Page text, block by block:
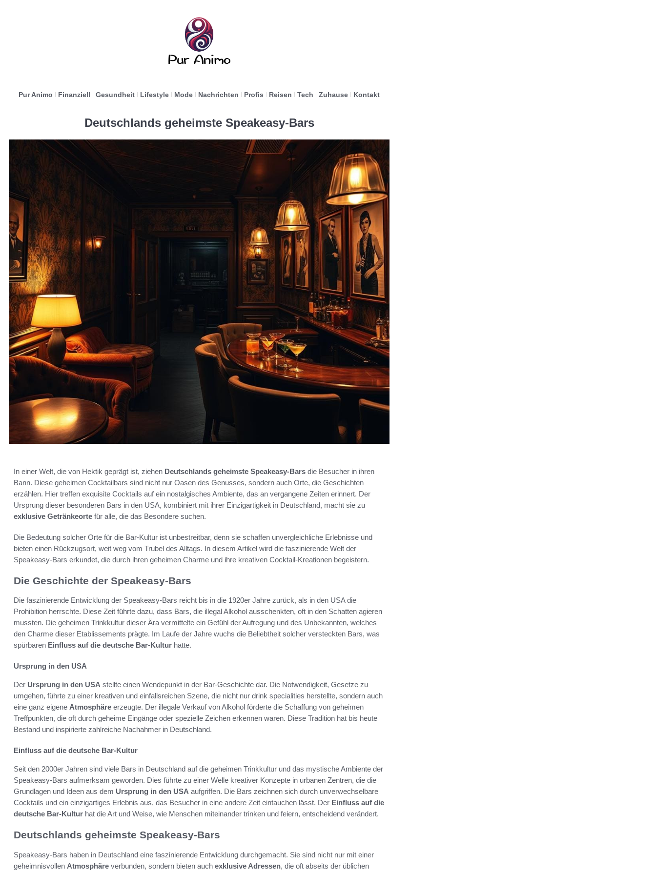
Pur Animo Finanziell Gesundheit Lifestyle Mode Nachrichten Profis Reisen Tech Zuhause Kontakt
Deutschlands geheimste Speakeasy-Bars
In einer Welt, die von Hektik geprägt ist, ziehen Deutschlands geheimste Speakeasy-Bars die Besucher in ihren
Bann. Diese geheimen Cocktailbars sind nicht nur Oasen des Genusses, sondern auch Orte, die Geschichten
erzählen. Hier treffen exquisite Cocktails auf ein nostalgisches Ambiente, das an vergangene Zeiten erinnert. Der
Ursprung dieser besonderen Bars in den USA, kombiniert mit ihrer Einzigartigkeit in Deutschland, macht sie zu
exklusive Getränkeorte für alle, die das Besondere suchen.
Die Bedeutung solcher Orte für die Bar-Kultur ist unbestreitbar, denn sie schaffen unvergleichliche Erlebnisse und
bieten einen Rückzugsort, weit weg vom Trubel des Alltags. In diesem Artikel wird die faszinierende Welt der
Speakeasy-Bars erkundet, die durch ihren geheimen Charme und ihre kreativen Cocktail-Kreationen begeistern.
Die Geschichte der Speakeasy-Bars
Die faszinierende Entwicklung der Speakeasy-Bars reicht bis in die 1920er Jahre zurück, als in den USA die
Prohibition herrschte. Diese Zeit führte dazu, dass Bars, die illegal Alkohol ausschenkten, oft in den Schatten agieren
mussten. Die geheimen Trinkkultur dieser Ära vermittelte ein Gefühl der Aufregung und des Unbekannten, welches
den Charme dieser Etablissements prägte. Im Laufe der Jahre wuchs die Beliebtheit solcher versteckten Bars, was
spürbaren Einfluss auf die deutsche Bar-Kultur hatte.
Ursprung in den USA
Der Ursprung in den USA stellte einen Wendepunkt in der Bar-Geschichte dar. Die Notwendigkeit, Gesetze zu
umgehen, führte zu einer kreativen und einfallsreichen Szene, die nicht nur drink specialities herstellte, sondern auch
eine ganz eigene Atmosphäre erzeugte. Der illegale Verkauf von Alkohol förderte die Schaffung von geheimen
Treffpunkten, die oft durch geheime Eingänge oder spezielle Zeichen erkennen waren. Diese Tradition hat bis heute
Bestand und inspirierte zahlreiche Nachahmer in Deutschland.
Einfluss auf die deutsche Bar-Kultur
Seit den 2000er Jahren sind viele Bars in Deutschland auf die geheimen Trinkkultur und das mystische Ambiente der
Speakeasy-Bars aufmerksam geworden. Dies führte zu einer Welle kreativer Konzepte in urbanen Zentren, die die
Grundlagen und Ideen aus dem Ursprung in den USA aufgriffen. Die Bars zeichnen sich durch unverwechselbare
Cocktails und ein einzigartiges Erlebnis aus, das Besucher in eine andere Zeit eintauchen lässt. Der Einfluss auf die
deutsche Bar-Kultur hat die Art und Weise, wie Menschen miteinander trinken und feiern, entscheidend verändert.
Deutschlands geheimste Speakeasy-Bars
Speakeasy-Bars haben in Deutschland eine faszinierende Entwicklung durchgemacht. Sie sind nicht nur mit einer
geheimnisvollen Atmosphäre verbunden, sondern bieten auch exklusive Adressen, die oft abseits der üblichen